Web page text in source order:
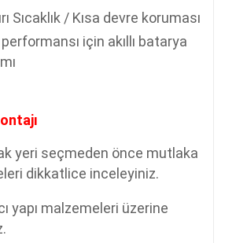
Sıcaklık / Kısa devre koruması
için akıllı batarya
yeri seçmeden önce mutlaka
dikkatlice inceleyiniz.
yapı malzemeleri üzerine